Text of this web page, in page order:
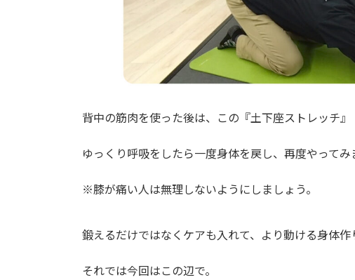
背中の筋肉を使った後は、この『土下座ストレッチ』
ゆっくり呼吸をしたら一度身体を戻し、再度やって
※膝が痛い人は無理しないようにしましょう。
鍛えるだけではなくケアも入れて、より動ける身体作
それでは今回はこの辺で。